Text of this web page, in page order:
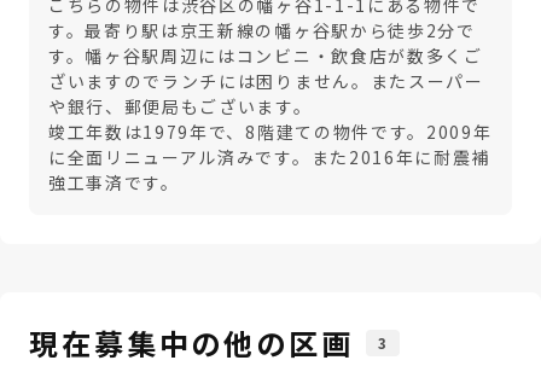
こちらの物件は渋谷区の幡ヶ谷1-1-1にある物件で
す。最寄り駅は京王新線の幡ヶ谷駅から徒歩2分で
す。幡ヶ谷駅周辺にはコンビニ・飲食店が数多くご
ざいますのでランチには困りません。またスーパー
や銀行、郵便局もございます。
竣工年数は1979年で、8階建ての物件です。2009年
に全面リニューアル済みです。また2016年に耐震補
強工事済です。
現在募集中の他の区画 3